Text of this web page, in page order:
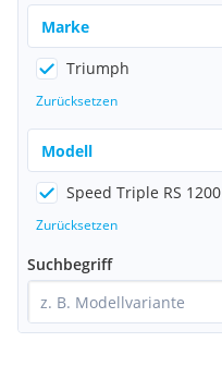
Marke
Triumph
Zurücksetzen
Modell
Speed Triple RS 1200
Zurücksetzen
Suchbegriff